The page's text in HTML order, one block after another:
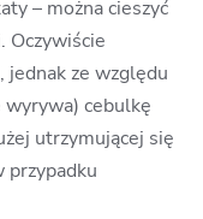
– można cieszyć
Oczywiście
jednak ze względu
wyrywa) cebulkę
utrzymującej się
przypadku